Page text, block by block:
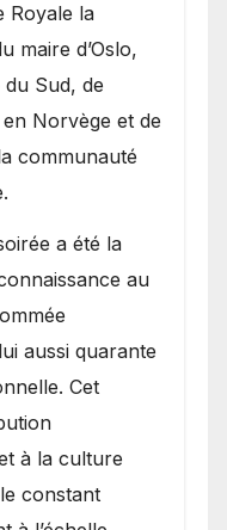
Royale la
maire d’Oslo,
du Sud, de
en Norvège et de
communauté
a été la
au
aussi quarante
Cet
à la culture
constant